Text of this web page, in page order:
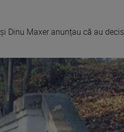
Dinu Maxer anunțau că au decis